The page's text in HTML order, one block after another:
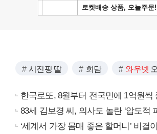
시진핑 딸 회담 와우넷
한국로또, 8월부터 전국민에 1억원씩
83세 김보경 씨, 의사도 놀란 ‘압도적
‘세계서 가장 몸매 좋은 할머니’ 비결